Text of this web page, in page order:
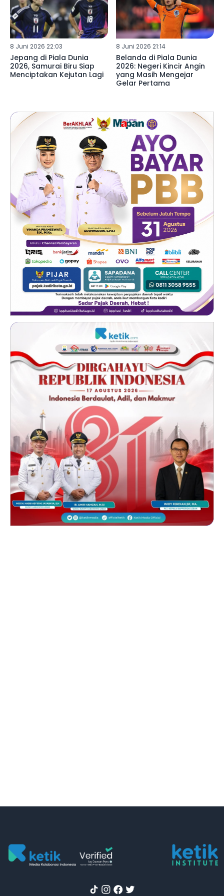
8 Juni 2026 22:03
Jepang di Piala Dunia
2026, Samurai Biru Siap
Menciptakan Kejutan Lagi
8 Juni 2026 21:14
Belanda di Piala Dunia
2026: Negeri Kincir Angin
yang Masih Mengejar
Gelar Pertama